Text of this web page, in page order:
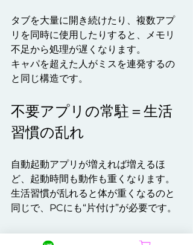
タブを大量に開き続けたり、複数アプ
リを同時に使用したりすると、メモリ
不足から処理が遅くなります。
キャパを超えた人がミスを連発するの
と同じ構造です。
不要アプリの常駐＝生活
習慣の乱れ
自動起動アプリが増えれば増えるほ
ど、起動時間も動作も重くなります。
生活習慣が乱れると体が重くなるのと
同じで、PCにも“片付け”が必要です。